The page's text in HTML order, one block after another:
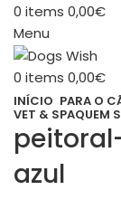
0 items 0,00€
Menu
0 items 0,00€
INÍCIO PARA O
VET & SPAQUEM
azul